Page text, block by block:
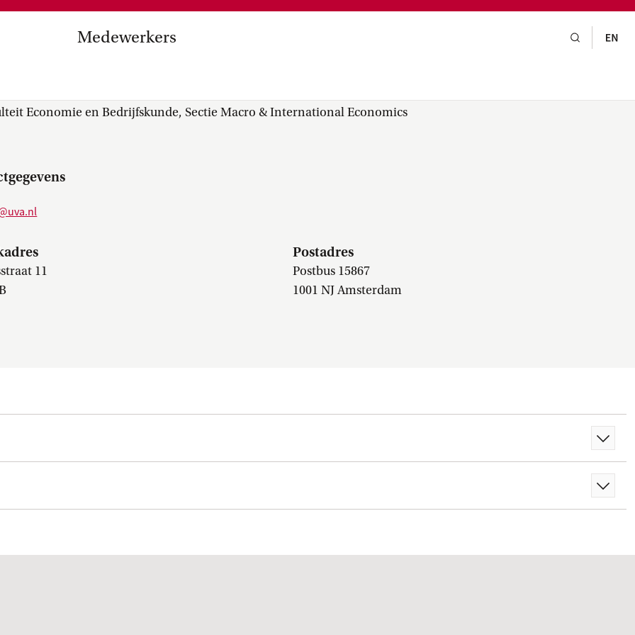
Medewerkers
plan, instellingsplan,
Internationalisering in
Medezeggenschap, ondernemingsraad,
Economie en Bedrijfskunde, Sectie Macro & International Economics
11
Postadres
Postbus 15867
1001 NJ Amsterdam